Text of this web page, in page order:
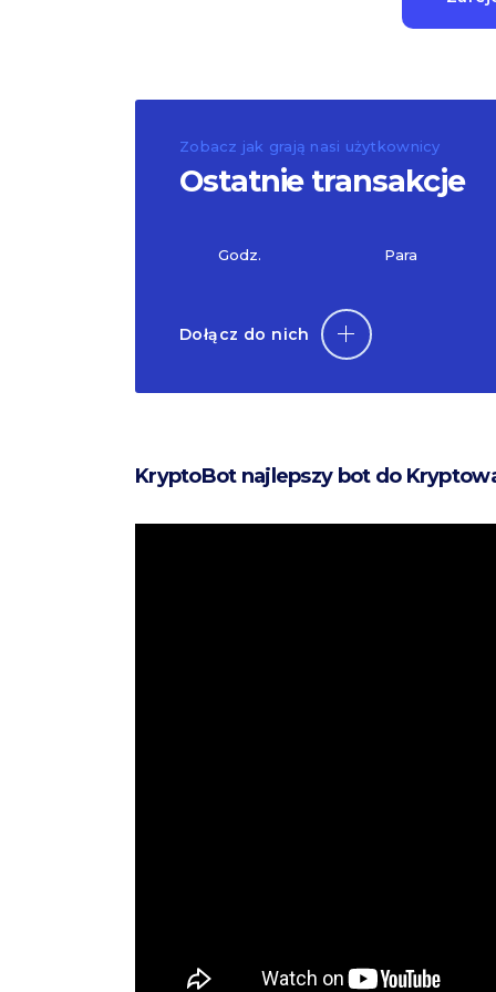
Zobacz jak grają nasi użytkownicy
Ostatnie transakcje
Godz. Para
Dołącz do nich
KryptoBot najlepszy bot do